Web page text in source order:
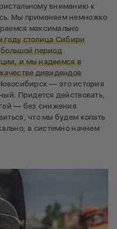
вниманию к
Мы применяем немножко
максимально
году столица Сибири
период
и мы надеемся в
дивидендов
— это история
Придется действовать,
— без снижения
что мы будем копать
а системно начнем